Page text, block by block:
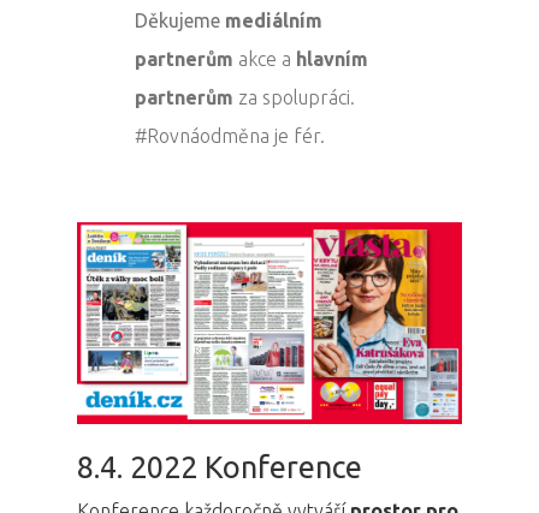
Děkujeme mediálním
partnerům akce a hlavním
partnerům za spolupráci.
#Rovnáodměna je fér.
8.4. 2022 Konference